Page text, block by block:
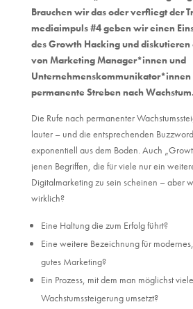
Brauchen wir das oder verfliegt der
mediaimpuls #4 geben wir einen
des Growth Hacking und diskutieren
von Marketing Manager*innen und
Unternehmenskommunikator*innen
permanente Streben nach Wachstum.
Die Rufe nach permanenter
lauter – und die entsprechenden
exponentiell aus dem Boden. Auch
jenen Begriffen, die für viele nur ein
Digitalmarketing zu sein scheinen – aber
wirklich?
Eine Haltung die zum Erfolg führt?
Eine weitere Bezeichnung für
gutes Marketing?
Ein Prozess, mit dem man möglichst
Wachstumssteigerung umsetzt?